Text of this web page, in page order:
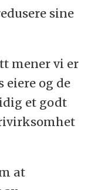
sine
mener vi er
eiere og de
et godt
at